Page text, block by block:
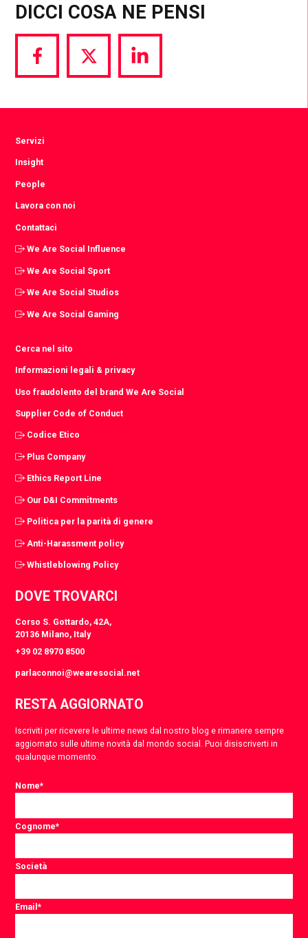
DICCI COSA NE PENSI
Share
via
Share
via
Share
via
Servizi
Insight
People
Lavora con noi
Contattaci
We Are Social Influence
We Are Social Sport
We Are Social Studios
We Are Social Gaming
Cerca nel sito
Informazioni legali & privacy
Uso fraudolento del brand We Are Social
Supplier Code of Conduct
Codice Etico
Plus Company
Ethics Report Line
Our D&I Commitments
Politica per la parità di genere
Anti-Harassment policy
Whistleblowing Policy
DOVE TROVARCI
Corso S. Gottardo, 42A,
20136 Milano, Italy
+39 02 8970 8500
parlaconnoi@wearesocial.net
RESTA AGGIORNATO
Iscriviti per ricevere le ultime news dal nostro blog e rimanere sempre
aggiornato sulle ultime novità dal mondo social. Puoi disiscriverti in
qualunque momento.
Nome*
Cognome*
Società
Email*